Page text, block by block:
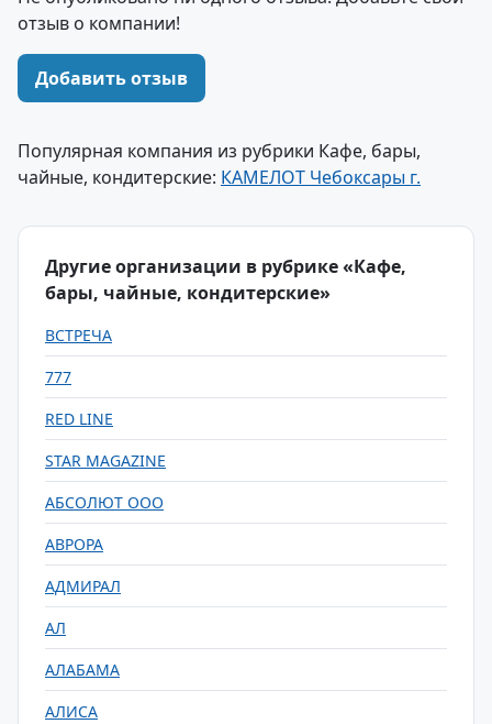
отзыв о компании!
Добавить отзыв
Популярная компания из рубрики Кафе, бары,
чайные, кондитерские: КАМЕЛОТ Чебоксары г.
Другие организации в рубрике «Кафе,
бары, чайные, кондитерские»
ВСТРЕЧА
777
RED LINE
STAR MAGAZINE
АБСОЛЮТ ООО
АВРОРА
АДМИРАЛ
АЛ
АЛАБАМА
АЛИСА